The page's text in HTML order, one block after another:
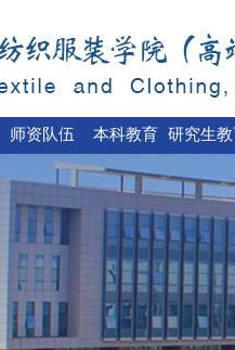
师资队伍 本科教育 研究生